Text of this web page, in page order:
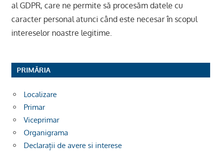
al GDPR, care ne permite să procesăm datele cu
caracter personal atunci când este necesar în scopul
intereselor noastre legitime.
PRIMĂRIA
Localizare
Primar
Viceprimar
Organigrama
Declarații de avere si interese